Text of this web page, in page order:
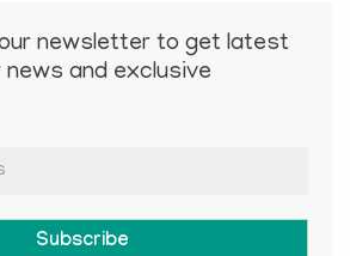
newsletter to get latest
news and exclusive
Subscribe